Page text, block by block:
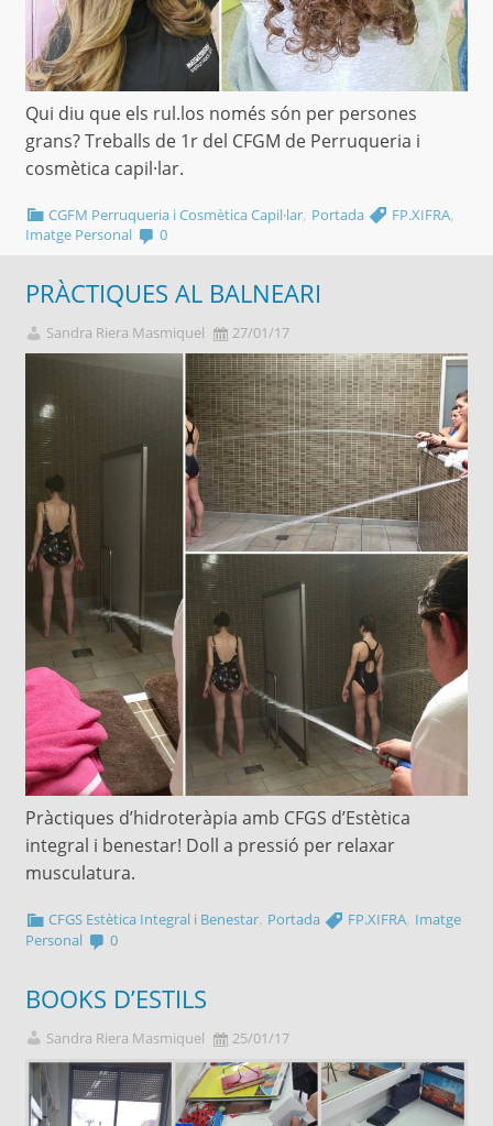
Qui diu que els rul.los només són per persones
grans? Treballs de 1r del CFGM de Perruqueria i
cosmètica capil·lar.
CGFM Perruqueria i Cosmètica Capil·lar, Portada FP.XIFRA,
Imatge Personal 0
PRÀCTIQUES AL BALNEARI
Sandra Riera Masmiquel 27/01/17
Pràctiques d’hidroteràpia amb CFGS d’Estètica
integral i benestar! Doll a pressió per relaxar
musculatura.
CFGS Estètica Integral i Benestar Portada FP.XIFRA Imatge
Personal
0
BOOKS D’ESTILS
Sandra Riera Masmiquel 25/01/17